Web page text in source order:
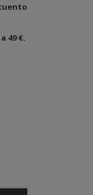
49 €.